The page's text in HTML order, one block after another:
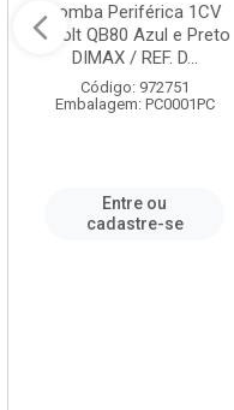
Bomba Periférica 1CV
Bivolt QB80 Azul e Preto
DIMAX / REF. D...
Código: 972751
Embalagem: PC0001PC
Entre ou
cadastre-se